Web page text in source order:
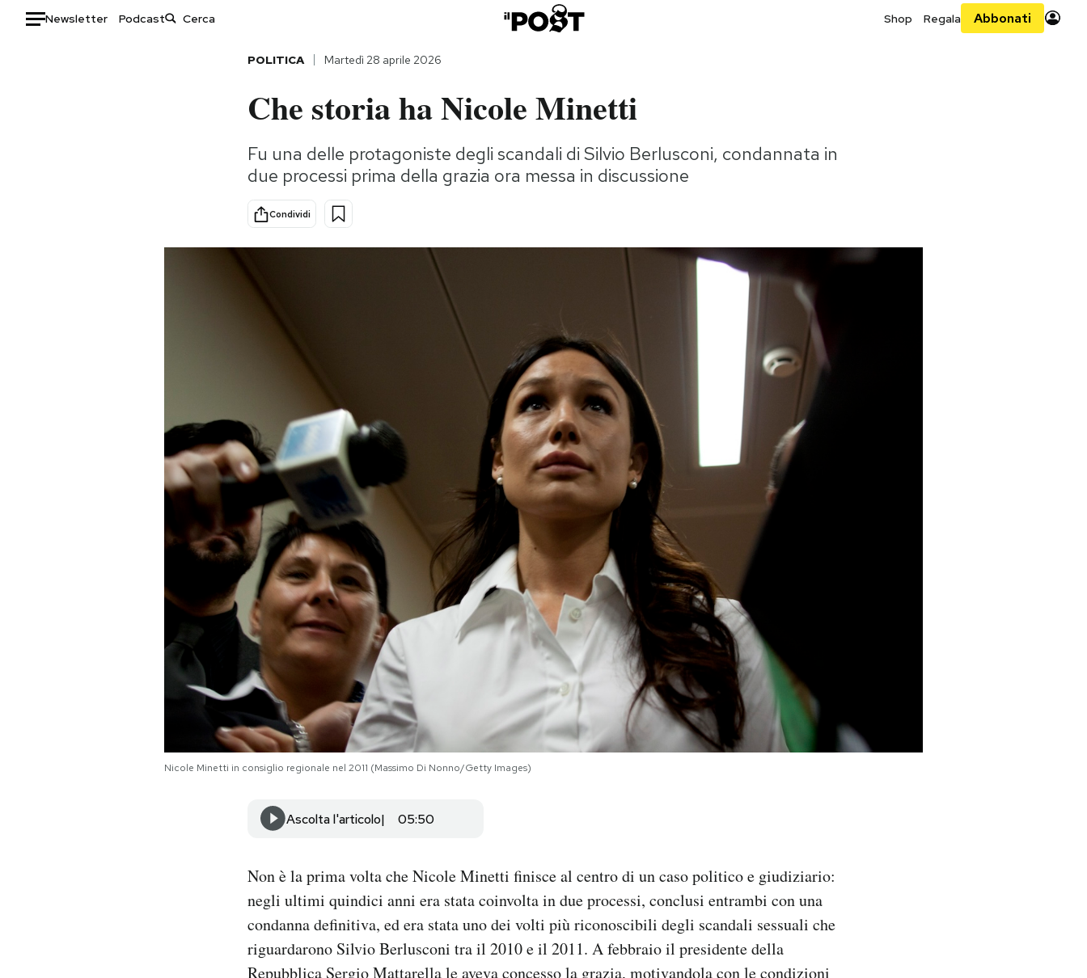
Newsletter Podcast Shop Regala Abbonati
Consumismi
Storie/Idee
Ok Boomer!
Media
POLITICA Martedì 28 aprile 2026
Che storia ha Nicole Minetti
Fu una delle protagoniste degli scandali di Silvio Berlusconi, condannata in
due processi prima della grazia ora messa in discussione
Condividi
Nicole Minetti in consiglio regionale nel 2011 (Massimo Di Nonno/Getty Images)
Ascolta l'articolo 05:50
Non è la prima volta che Nicole Minetti finisce al centro di un caso politico e giudiziario:
negli ultimi quindici anni era stata coinvolta in due processi, conclusi entrambi con una
condanna definitiva, ed era stata uno dei volti più riconoscibili degli scandali sessuali che
riguardarono Silvio Berlusconi tra il 2010 e il 2011. A febbraio il presidente della
Repubblica Sergio Mattarellale aveva concessola grazia, motivandola con le condizioni